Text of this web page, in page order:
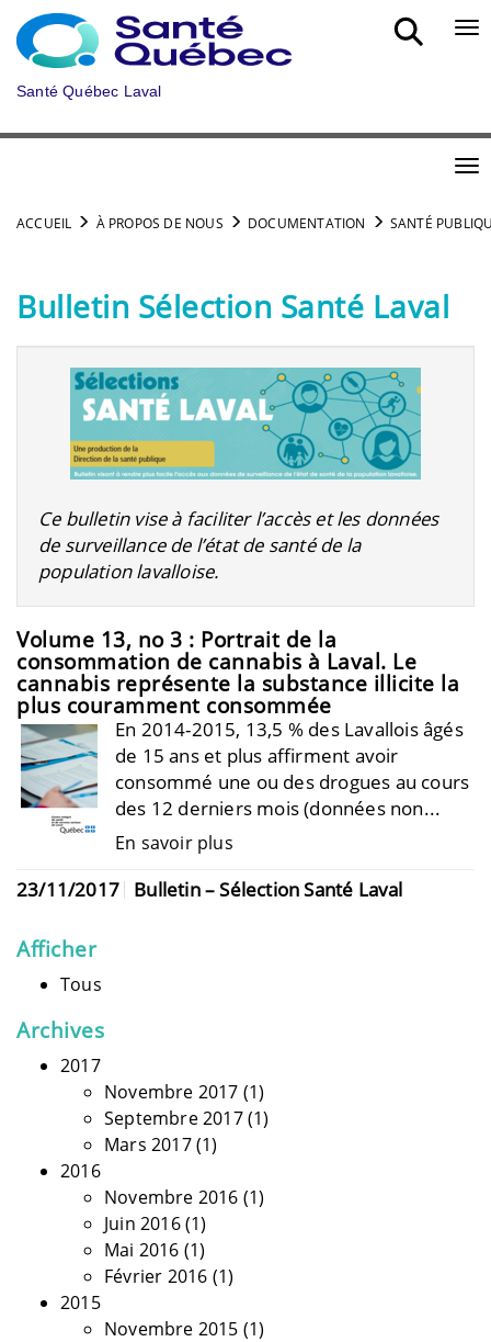
Aller au menu principal
Santé Québec Laval
ACCUEIL À PROPOS DE NOUS DOCUMENTATION SANTÉ
Bulletin Sélection Santé Laval
Ce bulletin vise à faciliter l’accès et les données
de surveillance de l’état de santé de la
population lavalloise.
Volume 13, no 3 : Portrait de la
consommation de cannabis à Laval. Le
cannabis représente la substance illicite la
plus couramment consommée
En 2014-2015, 13,5 % des Lavallois âgés
de 15 ans et plus affirment avoir
consommé une ou des drogues au cours
des 12 derniers mois (données non...
En savoir plus
23/11/2017 Bulletin – Sélection Santé Laval
Afficher
Tous
Archives
2017
Novembre 2017 (1)
Septembre 2017(1)
Mars 2017(1)
2016
Novembre 2016 (1)
Juin 2016(1)
Mai 2016 (1)
Février 2016 (1)
2015
Novembre 2015 (1)